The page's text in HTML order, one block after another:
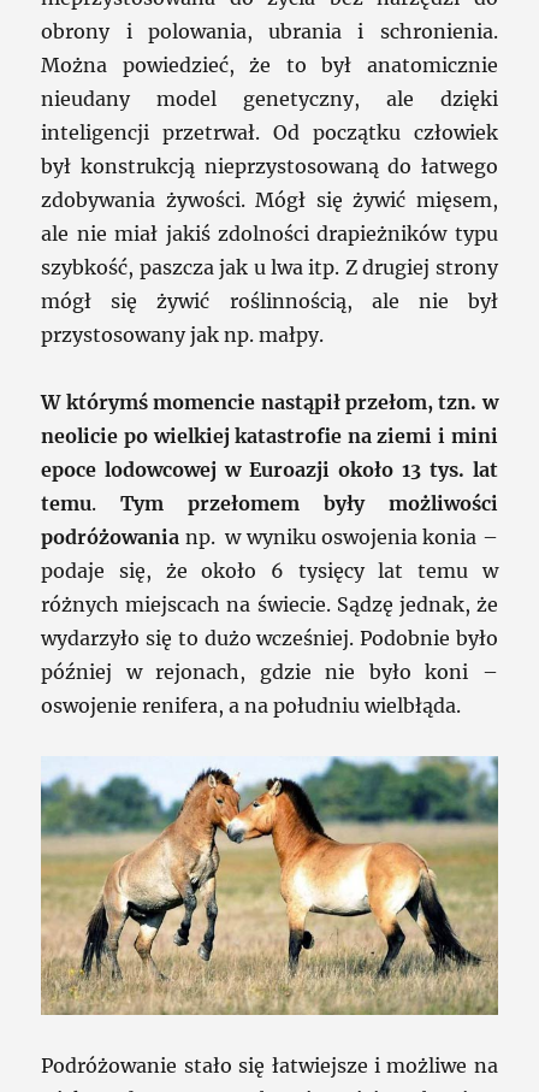
obrony i polowania, ubrania i schronienia.
Można powiedzieć, że to był anatomicznie
nieudany model genetyczny, ale dzięki
inteligencji przetrwał. Od początku człowiek
był konstrukcją nieprzystosowaną do łatwego
zdobywania żywości. Mógł się żywić mięsem,
ale nie miał jakiś zdolności drapieżników typu
szybkość, paszcza jak u lwa itp. Z drugiej strony
mógł się żywić roślinnością, ale nie był
przystosowany jak np. małpy.
W którymś momencie nastąpił przełom, tzn. w
neolicie po wielkiej katastrofie na ziemi i mini
epoce lodowcowej w Euroazji około 13 tys. lat
temu.Tym przełomem były możliwości
podróżowania np. w wyniku oswojenia konia –
podaje się, że około 6 tysięcy lat temu w
różnych miejscach na świecie. Sądzę jednak, że
wydarzyło się to dużo wcześniej. Podobnie było
później w rejonach, gdzie nie było koni –
oswojenie renifera, a na południu wielbłąda.
Podróżowanie stało się łatwiejsze i możliwe na